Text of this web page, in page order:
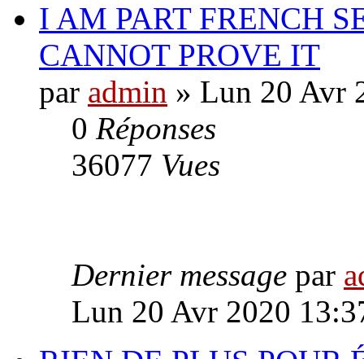
I AM PART FRENCH
CANNOT PROVE IT
par admin » Lun 20 Avr
0 Réponses
36077 Vues
Dernier message par
Lun 20 Avr 2020